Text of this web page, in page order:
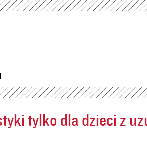
Przejdź
tylko dla dzieci z